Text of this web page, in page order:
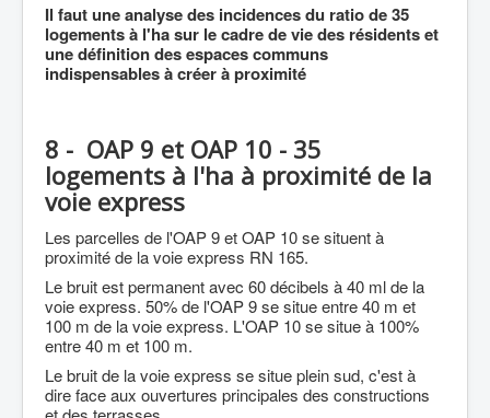
Il faut une analyse des incidences du ratio de 35
logements à l'ha sur le cadre de vie des résidents et
une définition des espaces communs
indispensables à créer à proximité
8 - OAP 9 et OAP 10 - 35
logements à l'ha à proximité de la
voie express
Les parcelles de l'OAP 9 et OAP 10 se situent à
proximité de la voie express RN 165.
Le bruit est permanent avec 60 décibels à 40 ml de la
voie express. 50% de l'OAP 9 se situe entre 40 m et
100 m de la voie express. L'OAP 10 se situe à 100%
entre 40 m et 100 m.
Le bruit de la voie express se situe plein sud, c'est à
dire face aux ouvertures principales des constructions